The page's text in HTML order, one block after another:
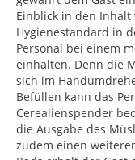
Einblick in den
Hygienestandard in
Personal bei einem
einhalten. Denn die
sich im
Befüllen kann das
Cerealienspender
die Ausgabe des
zudem einen